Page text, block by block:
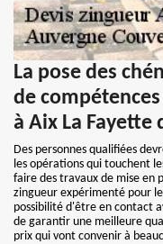
La pose des
de
à Aix La Fayette
Des personnes qualifiées
les opérations qui touchent
faire des travaux de mise en
zingueur expérimenté pour
possibilité d'être en contact
de garantir une meilleure
prix qui vont convenir à